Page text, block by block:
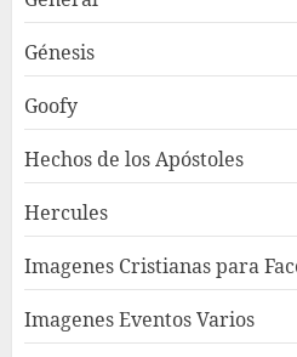
Génesis
Goofy
Hechos de los Apóstoles
Hercules
Imagenes Cristianas para
Imagenes Eventos Varios